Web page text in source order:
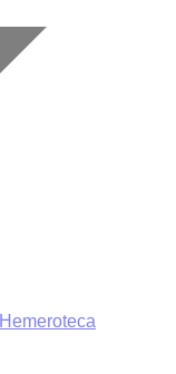
Hemeroteca